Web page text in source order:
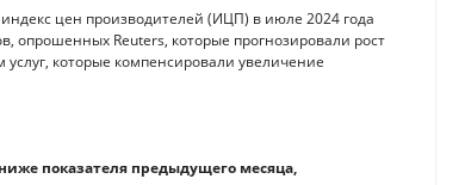
цен производителей (ИЦП) в июле 2024 года
опрошенных Reuters, которые прогнозировали рост
которые компенсировали увеличение
показателя предыдущего месяца,